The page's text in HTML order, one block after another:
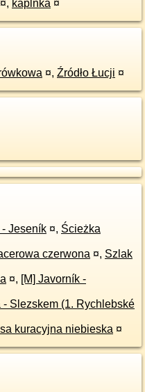
¤, kaplnka ¤
¤, Źródło Łucji ¤
Jeseník ¤, Ścieżka
czerwona ¤, Szlak
¤, [M] Javorník -
Slezskem (1. Rychlebské
kuracyjna niebieska ¤